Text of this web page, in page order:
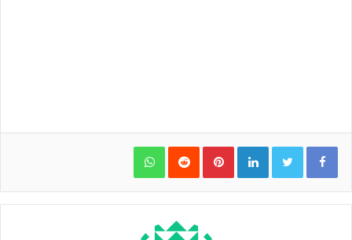
LinkedIn
Pinterest
WhatsApp